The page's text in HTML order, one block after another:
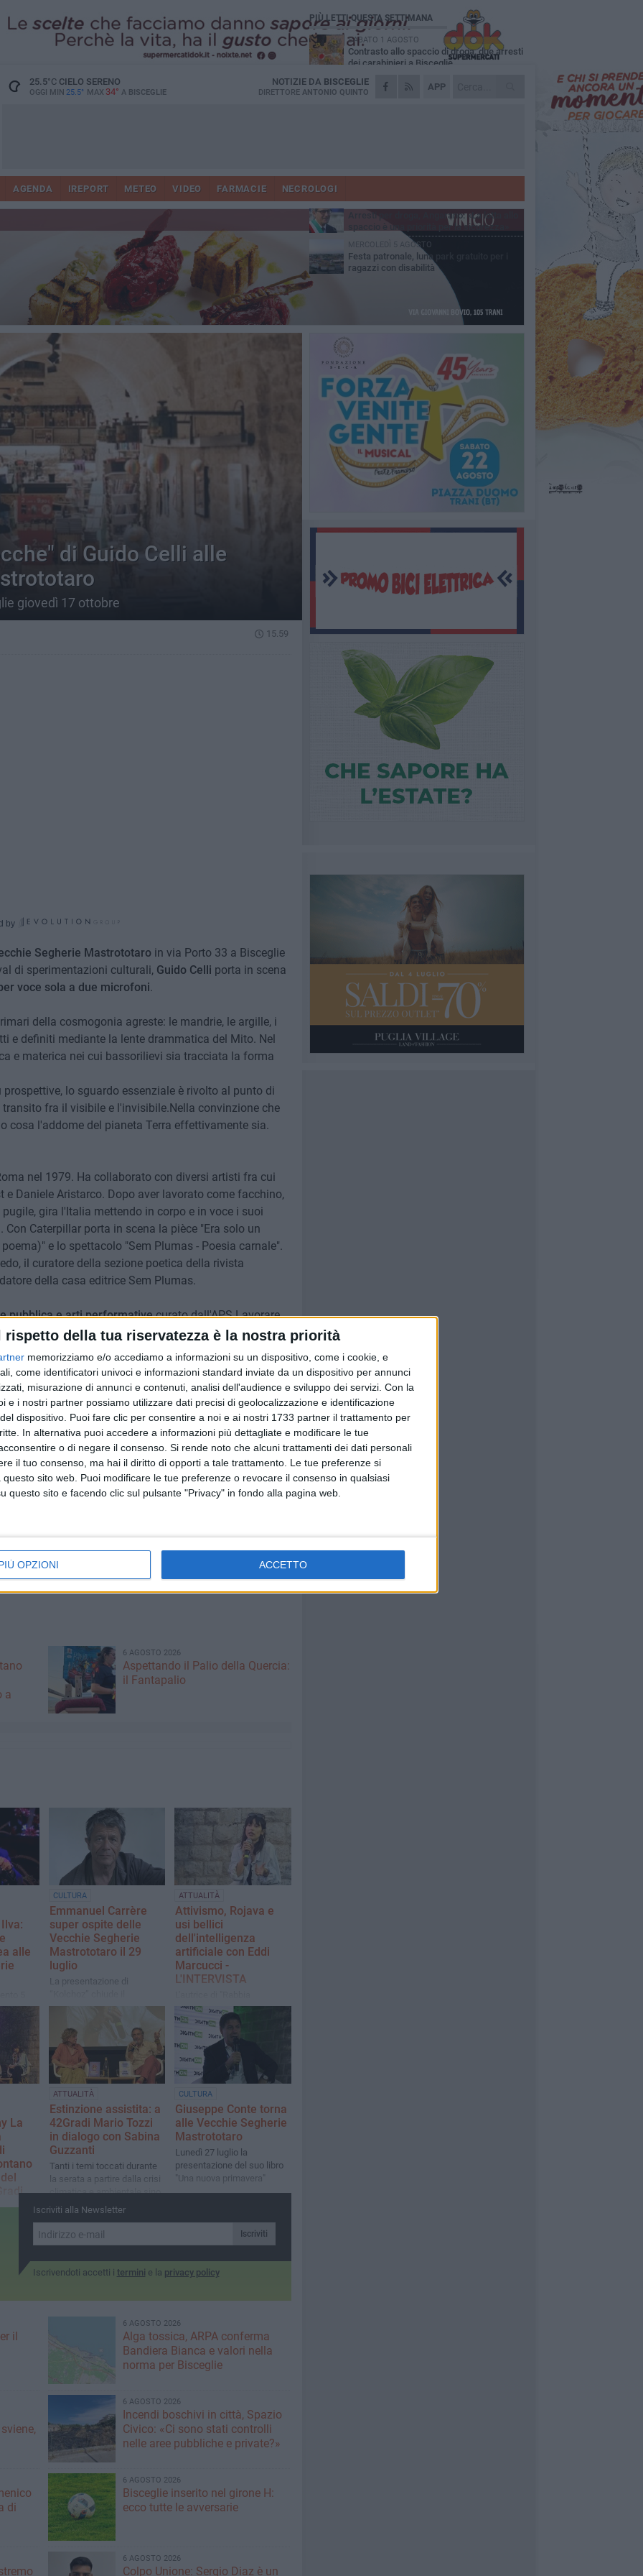
rispetto della tua riservatezza è la nostra priorità
memorizziamo e/o accediamo a informazioni su un dispositivo, come i cookie, e
come identificatori univoci e informazioni standard inviate da un dispositivo per annunci
misurazione di annunci e contenuti, analisi dell'audience e sviluppo dei servizi. Con la
e i nostri partner possiamo utilizzare dati precisi di geolocalizzazione e identificazione
dispositivo. Puoi fare clic per consentire a noi e ai nostri 1733 partner il trattamento per
In alternativa puoi accedere a informazioni più dettagliate e modificare le tue
o di negare il consenso. Si rende noto che alcuni trattamenti dei dati personali
il tuo consenso, ma hai il diritto di opporti a tale trattamento. Le tue preferenze si
sito web. Puoi modificare le tue preferenze o revocare il consenso in qualsiasi
questo sito e facendo clic sul pulsante "Privacy" in fondo alla pagina web.
OPZIONI ACCETTO
25.5°CCIELO SERENO
OGGI MIN 25.5° MAX 34° A BISCEGLIE
APP
NOTIZIE DA BISCEGLIE
DIRETTORE ANTONIO QUINTO
AGENDA IREPORT METEO VIDEO FARMACIE NECROLOGI
di Guido Celli alle
giovedì 17 ottobre
15.59
by
Segherie Mastrototaroin via Porto 33 a Bisceglie
di sperimentazioni culturali, Guido Celli porta in scena
voce sola a due microfoni.
della cosmogonia agreste: le mandrie, le argille, i
e definiti mediante la lente drammatica del Mito. Nel
e materica nei cui bassorilievi sia tracciata la forma
lo sguardo essenziale è rivolto al punto di
fra il visibile e l'invisibile.Nella convinzione che
cosa l'addome del pianeta Terra effettivamente sia.
nel 1979. Ha collaborato con diversi artisti fra cui
e Daniele Aristarco. Dopo aver lavorato come facchino,
gira l'Italia mettendo in corpo e in voce i suoi
Caterpillar porta in scena la pièce "Era solo un
e lo spettacolo "Sem Plumas - Poesia carnale".
il curatore della sezione poetica della rivista
della casa editrice Sem Plumas.
pubblica e arti performativecurato dall'APS Lavorare
attraverso una definizione plurale di Sud , un Sud
come area geografica, estetica, socio-politica e
in cui coltivare il desiderio dell'incontro. Più di 25
performance, "alimentazione sostenibile", incontri
Murgia del nord barese, "Verso Sud Festival" ha
e sociali attraverso la contaminazione discipline
musica, teatro, arte, installazioni e altro), attività
e progetti multidisciplinari. "Verso Sud" lavora
fatto di persone, organizzazioni, luoghi e progetti.
domenica
il trio cileno Apreta'o e la band milanese dei Mefisto
il giorno dell'evento.
a
6 AGOSTO 2026
Aspettando il Palio della Quercia:
il Fantapalio
alle
in
libro
CULTURA
Emmanuel Carrère
super ospite delle
Vecchie Segherie
Mastrototaro il 29
luglio
La presentazione di
programma di luglio in
ATTUALITÀ
Attivismo, Rojava e
usi bellici
dell'intelligenza
artificiale con Eddi
Marcucci -
L'INTERVISTA
proteggimi" è stata ospite
della rassegna 42Gradi
presso le Vecchie Segherie
Mastrototaro
La
ATTUALITÀ
Estinzione assistita: a
42Gradi Mario Tozzi
in dialogo con Sabina
Guzzanti
​Tanti i temi toccati durante
la serata a partire dalla crisi
climatica e ambientale sino
a questioni di attualità
CULTURA
Giuseppe Conte torna
alle Vecchie Segherie
Mastrototaro
Lunedì 27 luglio la
presentazione del suo libro
"Una nuova primavera"
Iscriviti alla Newsletter
Iscriviti
Iscrivendoti accetti i termini e la privacy policy
il
6 AGOSTO 2026
Alga tossica, ARPA conferma
Bandiera Bianca e valori nella
norma per Bisceglie
6 AGOSTO 2026
Incendi boschivi in città, Spazio
Civico: «Ci sono stati controlli
nelle aree pubbliche e private?»
di
6 AGOSTO 2026
Bisceglie inserito nel girone H:
ecco tutte le avversarie
6 AGOSTO 2026
Colpo Unione: Sergio Diaz è un
PIÙ LETTI QUESTA SETTIMANA
SABATO 1 AGOSTO
Contrasto allo spaccio di droga, due arresti
dei carabinieri a Bisceglie
MARTEDÌ 4 AGOSTO
Emergenza caldo, il Comune di Bisceglie
Due auto incendiate nella notte in via Dieta
SABATO 1 AGOSTO
Arresti per droga, Angarano: «La lotta allo
spaccio è una priorità per la sicurezza»
MERCOLEDÌ 5 AGOSTO
Festa patronale, luna park gratuito per i
ragazzi con disabilità